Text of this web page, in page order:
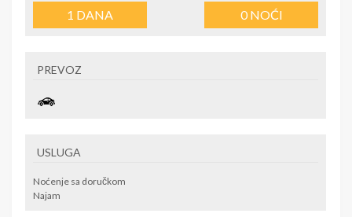
1 DANA 0NOĆI
PREVOZ
USLUGA
Noćenje sa doručkom
Najam